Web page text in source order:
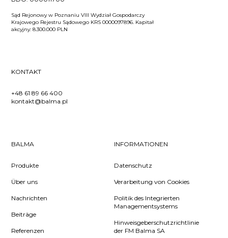
Sąd Rejonowy w Poznaniu VIII Wydział Gospodarczy
Krajowego Rejestru Sądowego KRS 0000097896. Kapitał
akcyjny: 8.300.000 PLN
KONTAKT
+48 61 89 66 400
kontakt@balma.pl
BALMA
Produkte
Über uns
Nachrichten
Beiträge
Referenzen
INFORMATIONEN
Datenschutz
Verarbeitung von Cookies
Politik des Integrierten
Managementsystems
Hinweisgeberschutzrichtlinie
der FM Balma SA